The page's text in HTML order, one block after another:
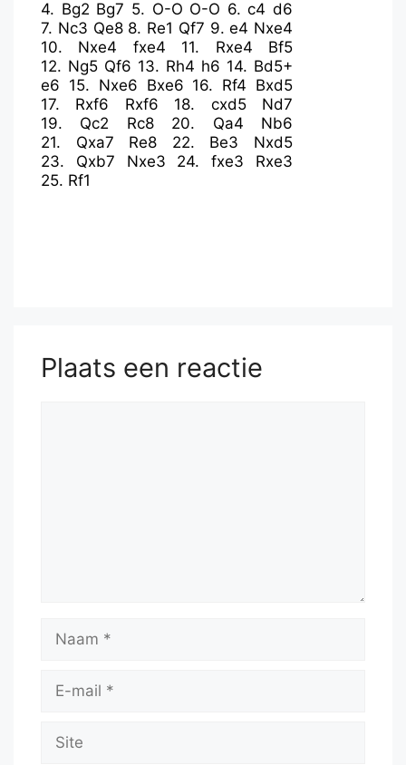
4. Bg2 Bg7 5. O-O O-O 6.c4 d6
7. Nc3 Qe8 8. Re1 Qf7 9.e4 Nxe4
10. Nxe4 fxe4 11. Rxe4
Bf5
12. Ng5 Qf6 13. Rh4 h6 14. Bd5+
e6 15. Nxe6 Bxe6 16. Rf4 Bxd5
17. Rxf6 Rxf6 18. cxd5
Nd7
19. Qc2 Rc8 20. Qa4
Nb6
21. Qxa7 Re8 22. Be3
Nxd5
23. Qxb7 Nxe3 24.fxe3
Rxe3
25. Rf1
Plaats een reactie
Naam
Site